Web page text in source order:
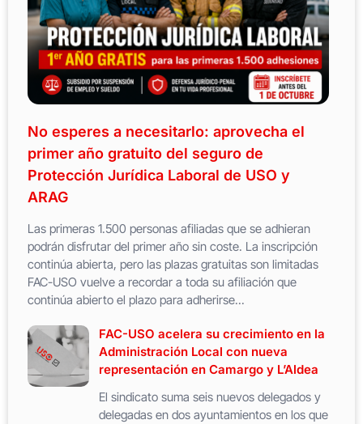
No esperes a necesitarlo: aprovecha el
primer año gratuito del seguro de
Protección Jurídica Laboral de USO y
ARAG
Las primeras 1.500 personas afiliadas que se adhieran
podrán disfrutar del primer año sin coste. La inscripción
continúa abierta, pero las plazas gratuitas son limitadas
FAC-USO vuelve a recordar a toda su afiliación que
continúa abierto el plazo para adherirse...
FAC-USO acelera su crecimiento en la
Administración Local con nueva
representación en Camargo y L’Aldea
El sindicato suma seis nuevos delegados y
delegadas en dos ayuntamientos en los que